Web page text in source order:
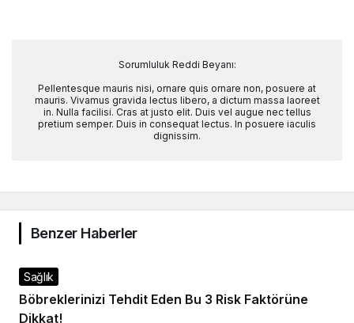
Sorumluluk Reddi Beyanı:
Pellentesque mauris nisi, ornare quis ornare non, posuere at
mauris. Vivamus gravida lectus libero, a dictum massa laoreet
in. Nulla facilisi. Cras at justo elit. Duis vel augue nec tellus
pretium semper. Duis in consequat lectus. In posuere iaculis
dignissim.
Benzer Haberler
Sağlık
Böbreklerinizi Tehdit Eden Bu 3 Risk Faktörüne
Dikkat!